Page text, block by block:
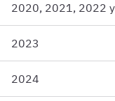
2020, 2021, 2022
2023
2024